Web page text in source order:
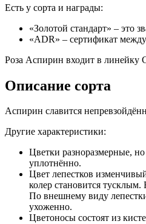
Есть у сорта и награды:
«Золотой стандарт» – это
«ADR» – сертификат
Роза Аспирин входит в линейку
Описание сорта
Аспирин славится
Другие характеристики:
Цветки разноразмерные,
уплотнённо.
Цвет лепестков
колер становится
По внешнему виду
ухоженно.
Цветоносы состоят из